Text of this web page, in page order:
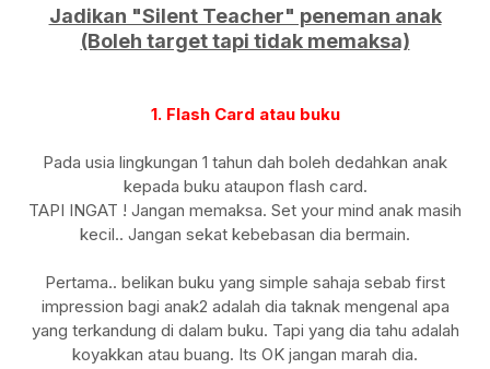
Jadikan "Silent Teacher" peneman anak
(Boleh target tapi tidak memaksa)
1. Flash Card atau buku
Pada usia lingkungan 1 tahun dah boleh dedahkan anak
kepada buku ataupon flash card.
TAPI INGAT ! Jangan memaksa. Set your mind anak masih
kecil.. Jangan sekat kebebasan dia bermain.
Pertama.. belikan buku yang simple sahaja sebab first
impression bagi anak2 adalah dia taknak mengenal apa
yang terkandung di dalam buku. Tapi yang dia tahu adalah
koyakkan atau buang. Its OK jangan marah dia.